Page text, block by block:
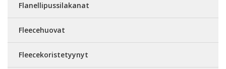
Flanellipussilakanat
Fleecehuovat
Fleecekoristetyynyt